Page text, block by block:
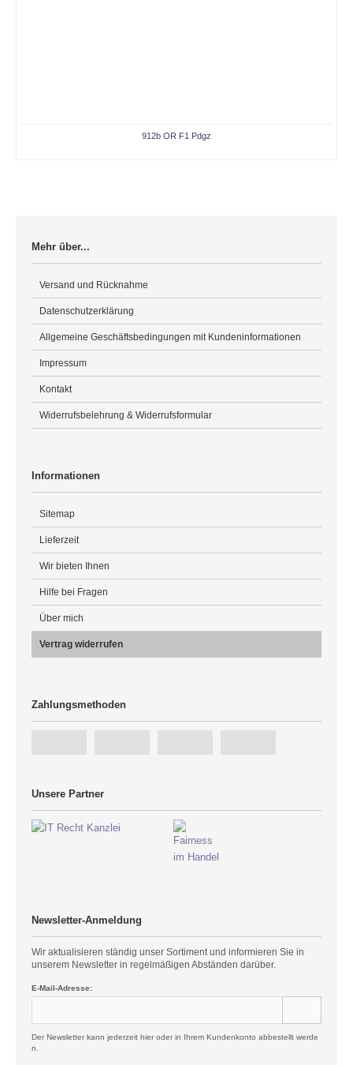
912b OR F1 Pdgz
Mehr über...
Versand und Rücknahme
Datenschutzerklärung
Allgemeine Geschäftsbedingungen mit Kundeninformationen
Impressum
Kontakt
Widerrufsbelehrung & Widerrufsformular
Informationen
Sitemap
Lieferzeit
Wir bieten Ihnen
Hilfe bei Fragen
Über mich
Vertrag widerrufen
Zahlungsmethoden
Unsere Partner
Newsletter-Anmeldung
Wir aktualisieren ständig unser Sortiment und informieren Sie in
unserem Newsletter in regelmäßigen Abständen darüber.
E-Mail-Adresse:
Der Newsletter kann jederzeit hier oder in Ihrem Kundenkonto abbestellt werde
n.